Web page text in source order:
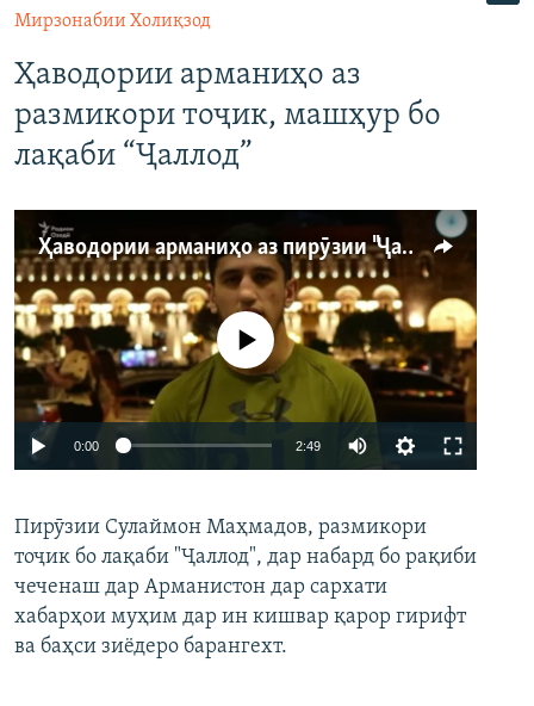
Мирзонабии Холиқзод
Ҳаводории арманиҳо аз
размикори тоҷик, машҳур бо
лақаби “Ҷаллод”
Ҳаводории арманиҳо аз пирӯзии "Ҷаллод"-и тоҷик
Auto 240p 360p 480p
720p 1080p
Феълан кор намекунад
0:00 2:49
360p
480p
Пирӯзии Сулаймон Маҳмадов, размикори
тоҷик бо лақаби "Ҷаллод", дар набард бо рақиби
чеченаш дар Арманистон дар сархати
хабарҳои муҳим дар ин кишвар қарор гирифт
ва баҳси зиёдеро барангехт.